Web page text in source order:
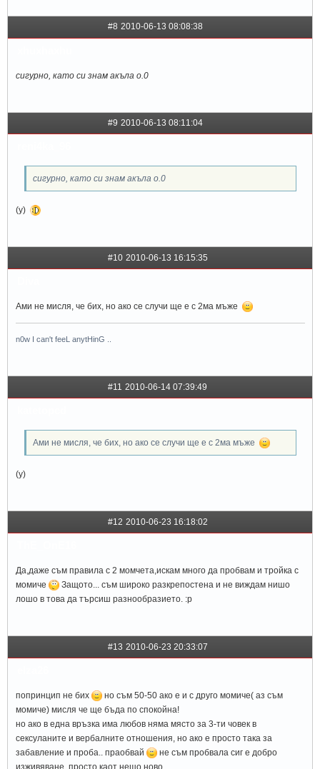
#8 2010-06-13 08:08:38
сигурно, като си знам акъла о.0
#9 2010-06-13 08:11:04
сигурно, като си знам акъла о.0
(y)
#10 2010-06-13 16:15:35
Ами не мисля, че бих, но ако се случи ще е с 2ма мъже
n0w I can't feeL anytHinG ..
#11 2010-06-14 07:39:49
Ами не мисля, че бих, но ако се случи ще е с 2ма мъже
(y)
#12 2010-06-23 16:18:02
Да,даже съм правила с 2 момчета,искам много да пробвам и тройка с
момиче
Защото... съм широко разкрепостена и не виждам нишо
лошо в това да търсиш разнообразието. :p
#13 2010-06-23 20:33:07
попринцип не бих
но съм 50-50 ако е и с друго момиче( аз съм
момиче) мисля че ще бъда по спокойна!
но ако в една връзка има любов няма място за 3-ти човек в
сексуланите и вербалните отношения, но ако е просто така за
забавление и проба.. праобвай
не съм пробвала сиг е добро
изживяване, просто каот нещо ново